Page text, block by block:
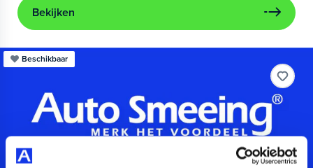
Bekijken
Beschikbaar